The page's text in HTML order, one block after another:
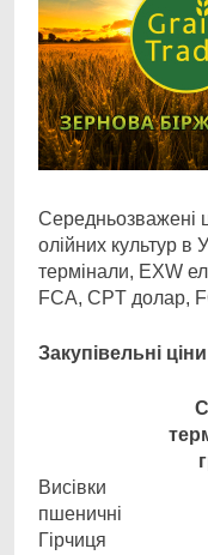
Середньозважені
олійних культур в
термінали, EXW
FCA, CPT долар,
Закупівельні
Висівки
пшеничні
Гірчиця